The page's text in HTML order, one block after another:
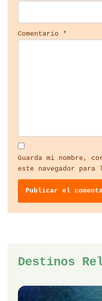
Comentario *
Guarda mi nombre,
este navegador para
Destinos